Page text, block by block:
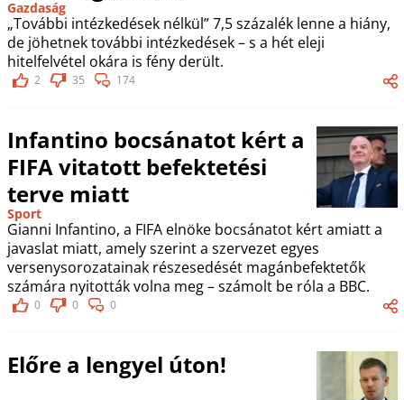
Gazdaság
„További intézkedések nélkül” 7,5 százalék lenne a hiány,
de jöhetnek további intézkedések – s a hét eleji
hitelfelvétel okára is fény derült.
2 35 174
Infantino bocsánatot kért a
FIFA vitatott befektetési
terve miatt
Sport
Gianni Infantino, a FIFA elnöke bocsánatot kért amiatt a
javaslat miatt, amely szerint a szervezet egyes
versenysorozatainak részesedését magánbefektetők
számára nyitották volna meg – számolt be róla a BBC.
0 0 0
Előre a lengyel úton!